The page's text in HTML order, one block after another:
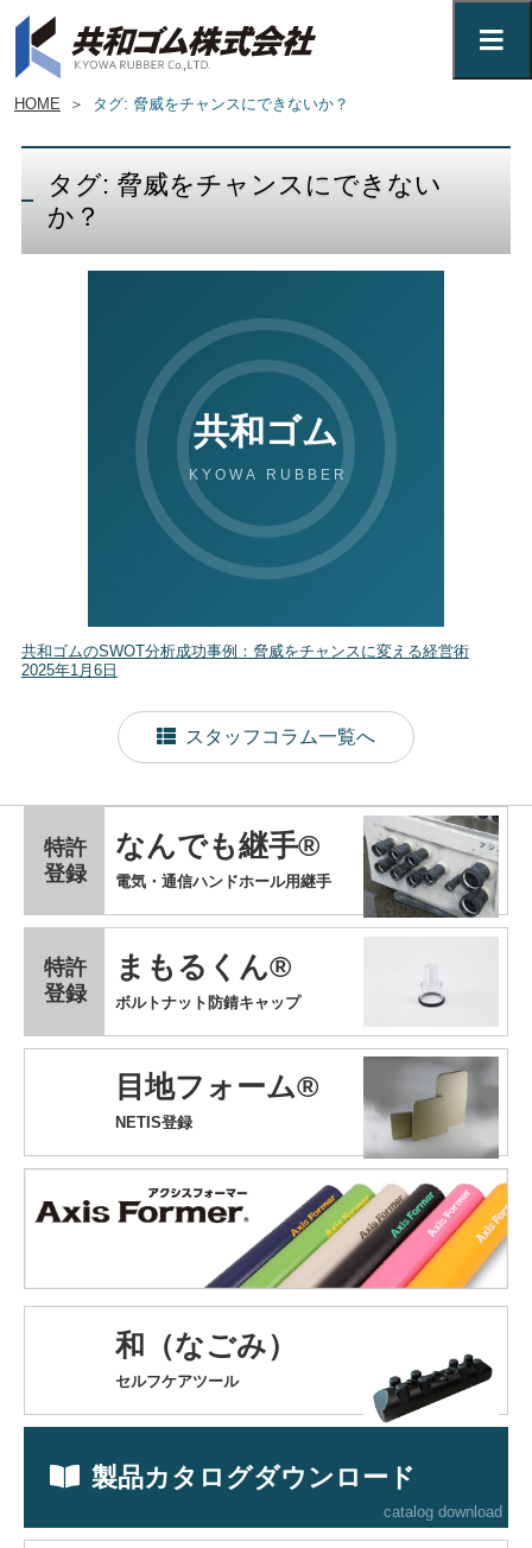
HOME ＞ タグ: 脅威をチャンスにできないか？
タグ: 脅威をチャンスにできない
か？
共和ゴムのSWOT分析成功事例：脅威をチャンスに変える経営術
2025年1月6日
スタッフコラム一覧へ
なんでも継手®
特許
登録
電気・通信ハンドホール用継手
まもるくん®
特許
登録
ボルトナット防錆キャップ
目地フォーム®
NETIS登録
和（なごみ）
セルフケアツール
製品カタログダウンロード
catalog download